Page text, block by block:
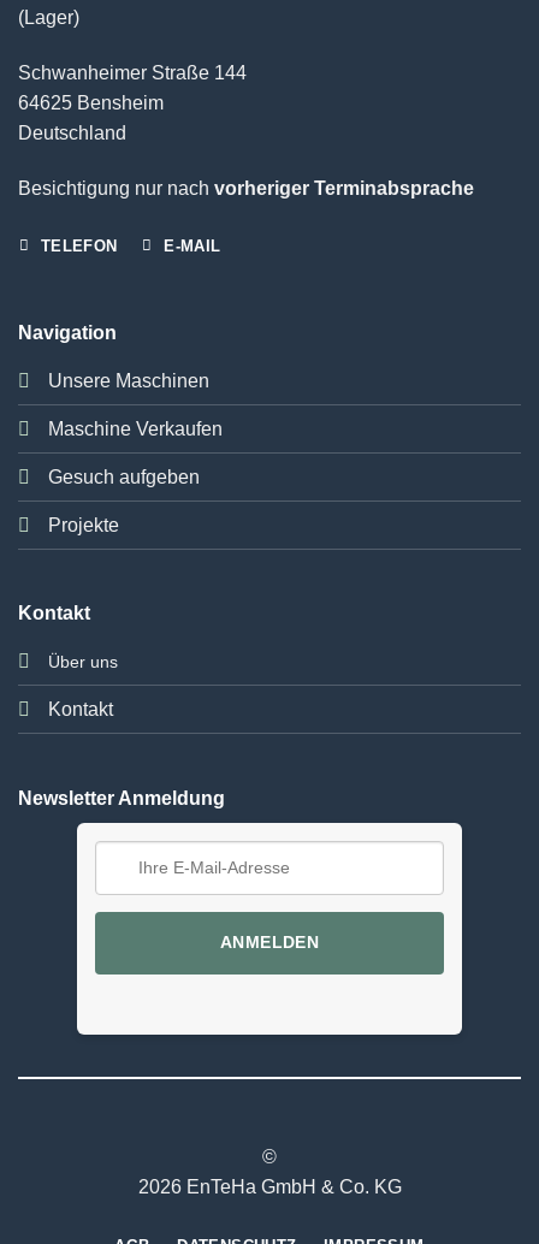
(Lager)
Schwanheimer Straße 144
64625 Bensheim
Deutschland
Besichtigung nur nach vorheriger Terminabsprache
TELEFON E-MAIL
Navigation
Unsere Maschinen
Maschine Verkaufen
Gesuch aufgeben
Projekte
Kontakt
Über uns
Kontakt
Newsletter Anmeldung
ANMELDEN
©
2026 EnTeHa GmbH & Co. KG